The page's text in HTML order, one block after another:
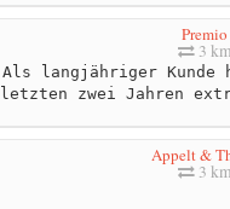
Premio
3 km
Als langjähriger Kunde
letzten zwei Jahren
Appelt &
3 km